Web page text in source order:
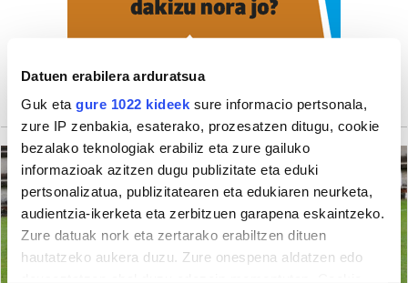
Datuen erabilera arduratsua
Guk eta gure 1022 kideek sure informacio pertsonala,
zure IP zenbakia, esaterako, prozesatzen ditugu, cookie
bezalako teknologiak erabiliz eta zure gailuko
informazioak azitzen dugu publizitate eta eduki
pertsonalizatua, publizitatearen eta edukiaren neurketa,
audientzia-ikerketa eta zerbitzuen garapena eskaintzeko.
Zure datuak nork eta zertarako erabiltzen dituen
hautatzeko aukera duzu. Zure onespena aldatzen edo